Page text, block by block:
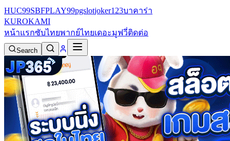
HUC99SBFPLAY99pgslotjoker123บาคาร่า
KUROKAMI
หน้าแรกซับไทยพากย์ไทยเดอะมูฟวี่ติดต่อ
Search